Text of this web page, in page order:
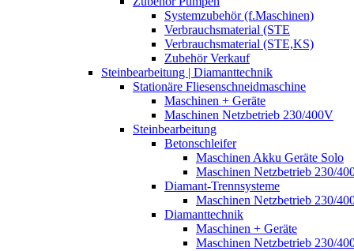
Systemzubehör (f.Maschinen)
Verbrauchsmaterial (STE
Verbrauchsmaterial (STE,KS)
Zubehör Verkauf
Steinbearbeitung | Diamanttechnik
Stationäre Fliesenschneidmaschine
Maschinen + Geräte
Maschinen Netzbetrieb 230/400V
Steinbearbeitung
Betonschleifer
Maschinen Akku Geräte Solo
Maschinen Netzbetrieb 230/
Diamant-Trennsysteme
Maschinen Netzbetrieb 230/
Diamanttechnik
Maschinen + Geräte
Maschinen Netzbetrieb 230/